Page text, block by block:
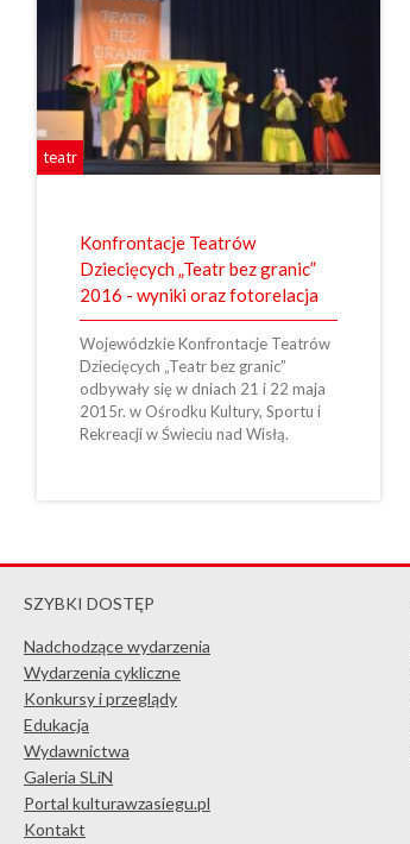
teatr
Konfrontacje Teatrów
Dziecięcych „Teatr bez granic”
2016 - wyniki oraz fotorelacja
Wojewódzkie Konfrontacje Teatrów
Dziecięcych „Teatr bez granic”
odbywały się w dniach 21 i 22 maja
2015r. w Ośrodku Kultury, Sportu i
Rekreacji w Świeciu nad Wisłą.
SZYBKI DOSTĘP
Nadchodzące wydarzenia
Wydarzenia cykliczne
Konkursy i przeglądy
Edukacja
Wydawnictwa
Galeria SLiN
Portal kulturawzasiegu.pl
Kontakt